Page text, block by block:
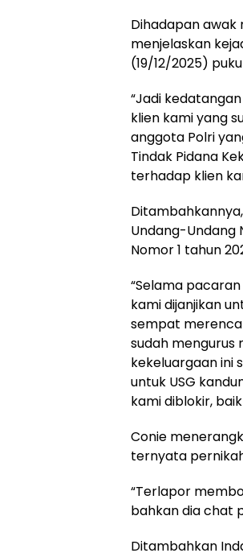
Dihadapan awak
menjelaskan
(19/12/2025)
“Jadi
klien kami yang
anggota Polri
Tindak Pidana
terhadap klien
Undang-Undang
Nomor 1 tahun
“Selama
kami dijanjikan
sempat
sudah mengurus
kekeluargaan ini
untuk USG
kami diblokir,
Conie
ternyata
“Terlapor
bahkan dia chat
Ditambahkan